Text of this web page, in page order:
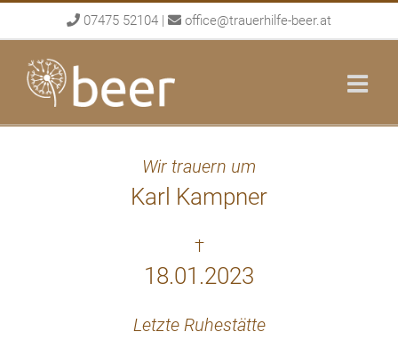
to
content
07475 52104 | office@trauerhilfe-beer.at
Wir trauern um
Karl Kampner
†
18.01.2023
Letzte Ruhestätte